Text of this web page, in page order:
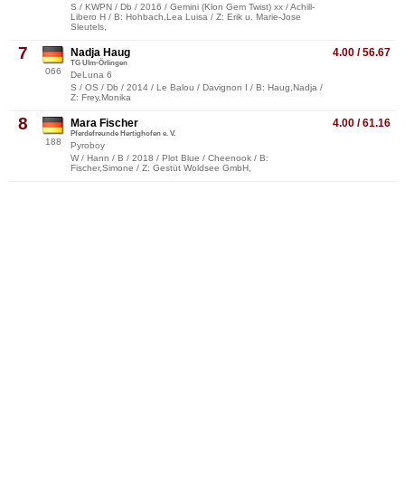
S / KWPN / Db / 2016 / Gemini (Klon Gem Twist) xx / Achill-
Libero H / B: Hohbach,Lea Luisa / Z: Erik u. Marie-Jose
Sleutels,
7
066
4.00 / 56.67
Nadja Haug
TG Ulm-Örlingen
DeLuna 6
S / OS / Db / 2014 / Le Balou / Davignon I / B: Haug,Nadja /
Z: Frey,Monika
8
188
4.00 / 61.16
Mara Fischer
Pferdefreunde Hertighofen e. V.
Pyroboy
W / Hann / B / 2018 / Plot Blue / Cheenook / B:
Fischer,Simone / Z: Gestüt Woldsee GmbH,